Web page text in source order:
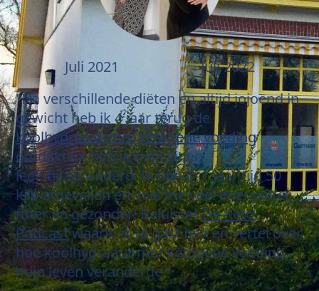
Juli 2021 Juli 2022
"Na verschillende diëten en altijd jojoënd in
gewicht heb ik 4 jaar terug de
koolhydraatarme/ketogene voeding
ontdekt en heb ik mijn eigen
leefstijl veranderd. Ik ben in 1 jaar tijd 50
kilo afgevallen en voel me veel energieker,
fitter en gezonder! BeluisterDe Keto
Podcastwaarin ik te gast ben en vertel over
hoe koolhydraatarme/ ketogene voeding
mijn leven veranderde."